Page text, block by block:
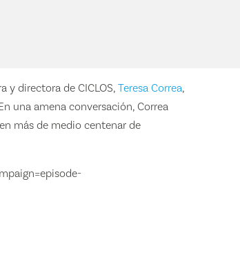
y directora de CICLOS,Teresa Correa,
una amena conversación, Correa
más de medio centenar de